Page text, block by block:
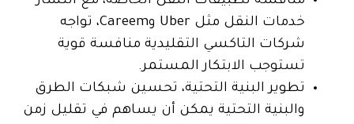
خدمات النقل مثل Uber وCareem، تواجه
شركات التاكسي التقليدية منافسة قوية
تستوجب الابتكار المستمر.
تطوير البنية التحتية، تحسين شبكات الطرق
والبنية التحتية يمكن أن يساهم في تقليل زمن